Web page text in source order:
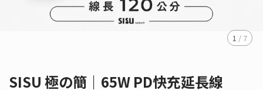
1 / 7
SISU 極の簡｜65W PD快充延長線